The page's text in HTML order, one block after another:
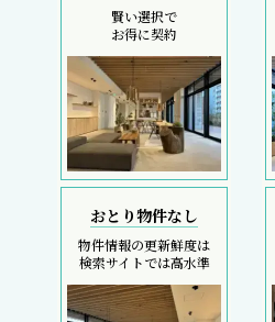
賢い選択で
お得に契約
おとり物件なし
物件情報の更新鮮度は
検索サイトでは高水準